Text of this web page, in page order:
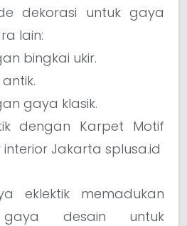
dekorasi untuk gaya
lain:
bingkai ukir.
gaya klasik.
dengan Karpet Motif
Jakarta splusa.id
eklektik memadukan
desain untuk